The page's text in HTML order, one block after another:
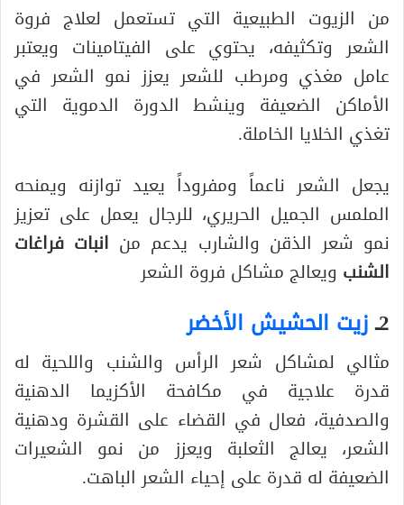
من الزيوت الطبيعية التي تستعمل لعلاج فروة
الشعر وتكثيفه، يحتوي على الفيتامينات ويعتبر
عامل مغذي ومرطب للشعر يعزز نمو الشعر في
الأماكن الضعيفة وينشط الدورة الدموية التي
تغذي الخلايا الخاملة.
يجعل الشعر ناعماً ومفروداً يعيد توازنه ويمنحه
الملمس الجميل الحريري، للرجال يعمل على تعزيز
نمو شعر الذقن والشارب يدعم من انبات فراغات
الشنب ويعالج مشاكل فروة الشعر
2ـزيت الحشيش الأخضر
مثالي لمشاكل شعر الرأس والشنب واللحية له
قدرة علاجية في مكافحة الأكزيما الدهنية
والصدفية، فعال في القضاء على القشرة ودهنية
الشعر، يعالج الثعلبة ويعزز من نمو الشعيرات
الضعيفة له قدرة على إحياء الشعر الباهت.